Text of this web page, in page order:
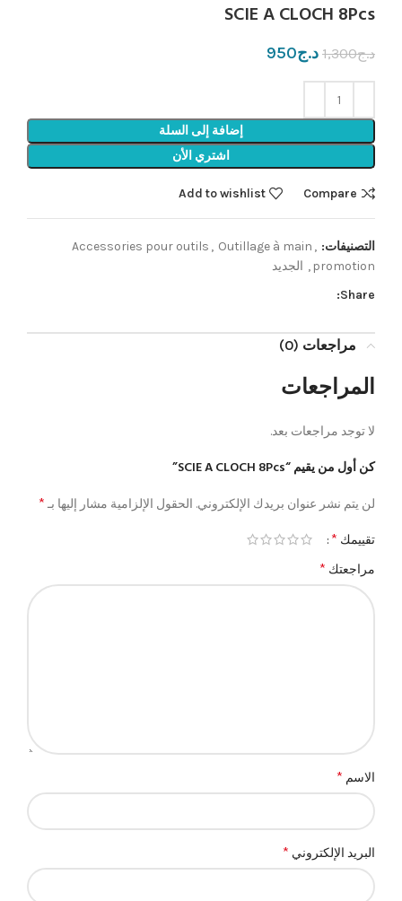
SCIE A CLOCH 8Pcs
د.ج1,300 د.ج950
إضافة إلى السلة
اشتري الأن
Compare
Add to wishlist
التصنيفات: Accessories pour outils , Outillage à main ,
promotion
, الجديد
Share:
مراجعات (0)
المراجعات
لا توجد مراجعات بعد.
كن أول من يقيم “SCIE A CLOCH 8Pcs”
لن يتم نشر عنوان بريدك الإلكتروني. الحقول الإلزامية مشار إليها بـ *
تقييمك *
مراجعتك *
الاسم *
البريد الإلكتروني *